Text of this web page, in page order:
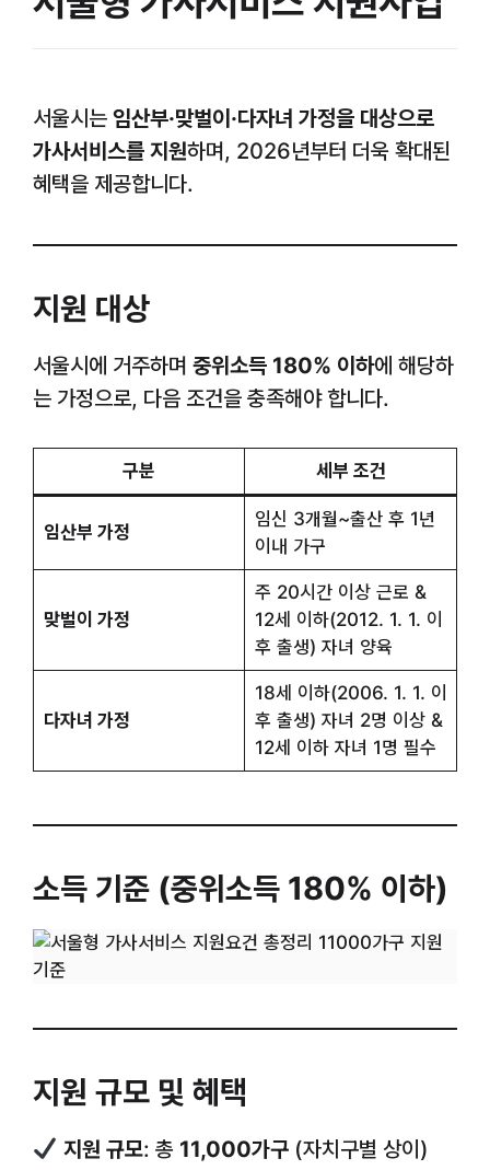
서울시는 임산부·맞벌이·다자녀 가정을 대상으로
가사서비스를 지원하며, 2026년부터 더욱 확대된
혜택을 제공합니다.
지원 대상
서울시에 거주하며 중위소득 180% 이하에 해당하
는 가정으로, 다음 조건을 충족해야 합니다.
구분 세부 조건
임산부 가정
임신 3개월~출산 후 1년
이내 가구
맞벌이 가정
주 20시간 이상 근로 &
12세 이하(2012. 1. 1. 이
후 출생) 자녀 양육
다자녀 가정
18세 이하(2006. 1. 1. 이
후 출생) 자녀 2명 이상 &
12세 이하 자녀 1명 필수
소득 기준 (중위소득 180% 이하)
지원 규모 및 혜택
지원 규모: 총 11,000가구(자치구별 상이)